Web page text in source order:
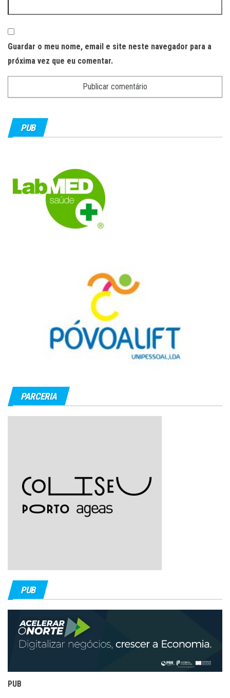
Guardar o meu nome, email e site neste navegador para a
próxima vez que eu comentar.
PUB
PARCERIA
PUB
PUB